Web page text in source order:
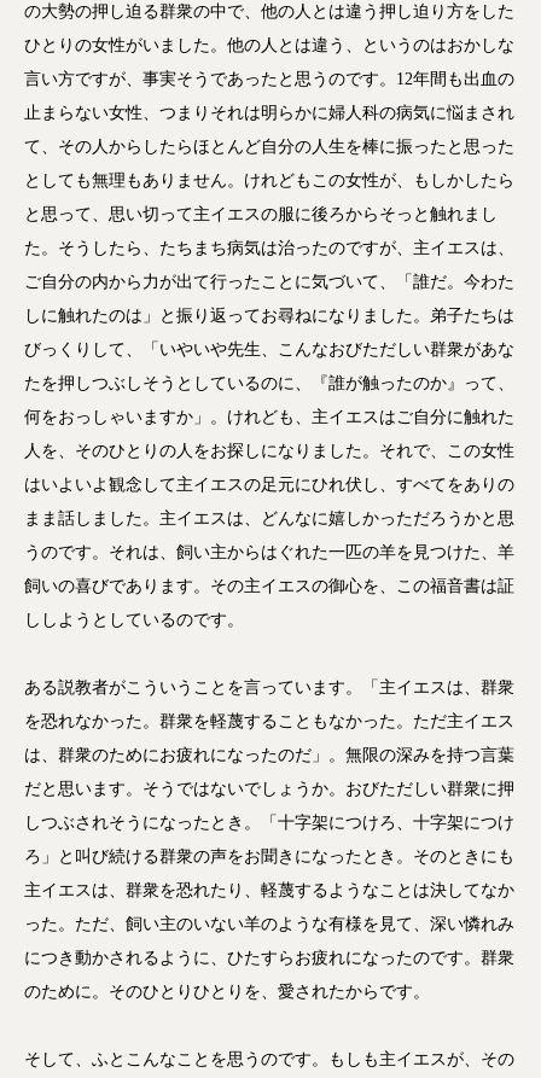
の大勢の押し迫る群衆の中で、他の人とは違う押し迫り方をした
ひとりの女性がいました。他の人とは違う、というのはおかしな
言い方ですが、事実そうであったと思うのです。12年間も出血の
止まらない女性、つまりそれは明らかに婦人科の病気に悩まされ
て、その人からしたらほとんど自分の人生を棒に振ったと思った
としても無理もありません。けれどもこの女性が、もしかしたら
と思って、思い切って主イエスの服に後ろからそっと触れまし
た。そうしたら、たちまち病気は治ったのですが、主イエスは、
ご自分の内から力が出て行ったことに気づいて、「誰だ。今わた
しに触れたのは」と振り返ってお尋ねになりました。弟子たちは
びっくりして、「いやいや先生、こんなおびただしい群衆があな
たを押しつぶしそうとしているのに、『誰が触ったのか』って、
何をおっしゃいますか」。けれども、主イエスはご自分に触れた
人を、そのひとりの人をお探しになりました。それで、この女性
はいよいよ観念して主イエスの足元にひれ伏し、すべてをありの
まま話しました。主イエスは、どんなに嬉しかっただろうかと思
うのです。それは、飼い主からはぐれた一匹の羊を見つけた、羊
飼いの喜びであります。その主イエスの御心を、この福音書は証
ししようとしているのです。
ある説教者がこういうことを言っています。「主イエスは、群衆
を恐れなかった。群衆を軽蔑することもなかった。ただ主イエス
は、群衆のためにお疲れになったのだ」。無限の深みを持つ言葉
だと思います。そうではないでしょうか。おびただしい群衆に押
しつぶされそうになったとき。「十字架につけろ、十字架につけ
ろ」と叫び続ける群衆の声をお聞きになったとき。そのときにも
主イエスは、群衆を恐れたり、軽蔑するようなことは決してなか
った。ただ、飼い主のいない羊のような有様を見て、深い憐れみ
につき動かされるように、ひたすらお疲れになったのです。群衆
のために。そのひとりひとりを、愛されたからです。
そして、ふとこんなことを思うのです。もしも主イエスが、その